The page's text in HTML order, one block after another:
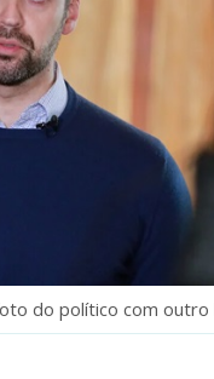
do político com outro